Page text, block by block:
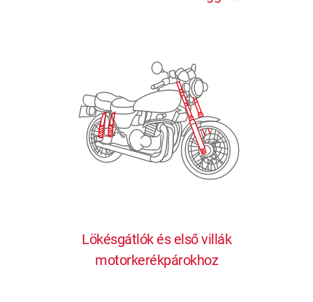
Lökésgátlók és első villák
motorkerékpárokhoz
0 1
2
3
4
6
7
2
3
4
6
7
2
3
4
6
7
2
3
4
6
7
3
4
6